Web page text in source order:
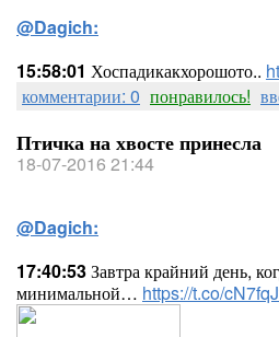
@Dagich:
15:58:01 Хоспадикакхорошото..
комментарии: 0 понравилось!
Птичка на хвосте принесла
18-07-2016 21:44
@Dagich:
17:40:53Завтра крайний день,
минимальной… https://t.co/